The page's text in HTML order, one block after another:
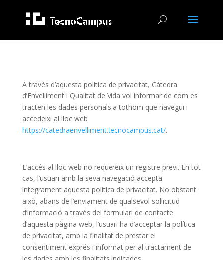
A través d’aquesta política de privacitat, Càtedra
d’Envelliment i Qualitat de Vida vol informar de com es
tracten les dades personals a tothom que navegui i
accedeixi al lloc web
https://catedraenvelliment.tecnocampus.cat/.
L’accés al lloc web no requereix un registre previ. En tot
cas, l’usuari amb la seva navegació accepta
íntegrament aquesta política de privacitat. No obstant
això, abans de l’enviament de qualsevol sol·licitud
d’informació a través del formulari de contacte
d’aquesta pàgina web, l’usuari ha d’acceptar la política
de privacitat, amb la finalitat de prestar el
consentiment exprés i informat per al tractament de